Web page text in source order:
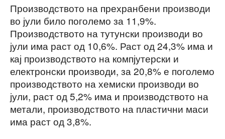
Производството на прехранбени производи
во јули било поголемо за 11,9%.
Производството на тутунски производи во
јули има раст од 10,6%. Раст од 24,3% има и
кај производството на компјутерски и
електронски производи, за 20,8% е поголемо
производството на хемиски производи во
јули, раст од 5,2% има и производството на
метали, производството на пластични маси
има раст од 3,8%.